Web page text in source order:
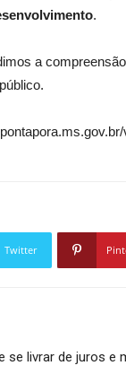
.
a
Twitter
se livrar de juros e